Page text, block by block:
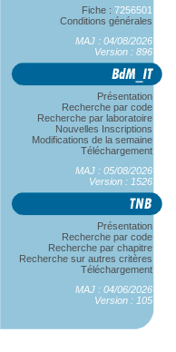
Fiche : 7256501
Conditions générales
MAJ : 04/08/2026
Version : 896
Présentation
Recherche par code
Recherche par laboratoire
Nouvelles Inscriptions
Modifications de la semaine
Téléchargement
MAJ : 05/08/2026
Version : 1526
Présentation
Recherche par code
Recherche par chapitre
Recherche sur autres critères
Téléchargement
MAJ : 04/06/2026
Version : 105